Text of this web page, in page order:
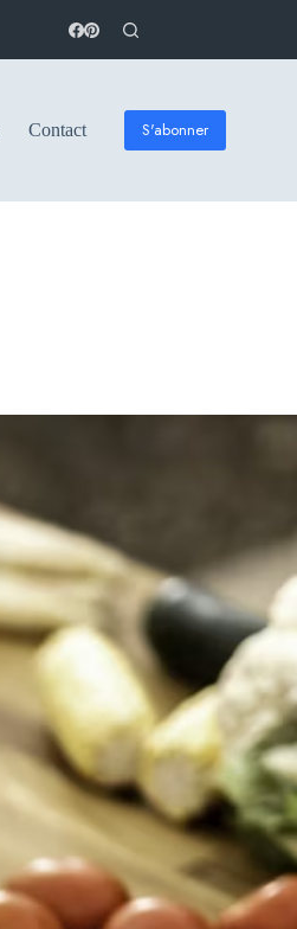
Contact S'abonner